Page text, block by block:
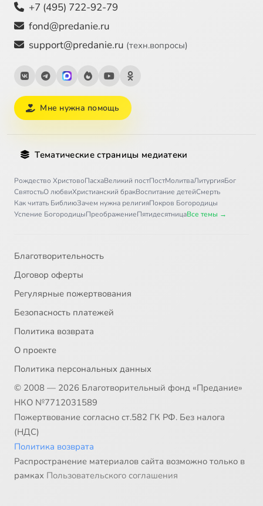
+7 (495) 722-92-79
fond@predanie.ru
support@predanie.ru (техн.вопросы)
Мне нужна помощь
Тематические страницы медиатеки
Рождество ХристовоПасхаВеликий постПостМолитваЛитургияБог
СвятостьО любвиХристианский бракВоспитание детейСмерть
Как читать БиблиюЗачем нужна религияПокров Богородицы
Успение БогородицыПреображениеПятидесятницаВсе темы →
Благотворительность
Договор оферты
Регулярные пожертвования
Безопасность платежей
Политика возврата
О проекте
Политика персональных данных
© 2008 — 2026 Благотворительный фонд «Предание»
НКО №7712031589
Пожертвование согласно ст.582 ГК РФ. Без налога
(НДС)
Политика возврата
Распространение материалов сайта возможно только в
рамках Пользовательского соглашения